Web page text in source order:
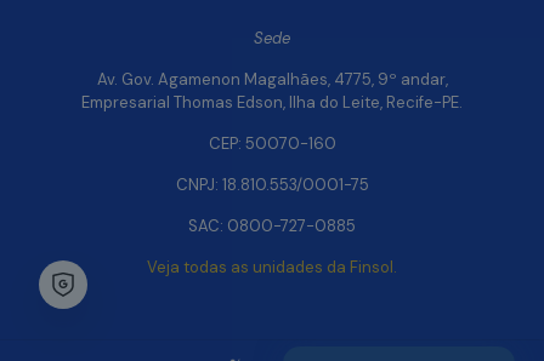
Sede
Av. Gov. Agamenon Magalhães, 4775, 9º andar,
Empresarial Thomas Edson, Ilha do Leite, Recife-PE.
CEP: 50070-160
CNPJ: 18.810.553/0001-75
SAC: 0800-727-0885
Veja todas as unidades da Finsol.